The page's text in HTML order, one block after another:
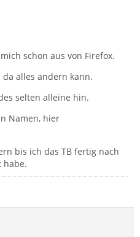
schon aus von Firefox.
da alles ändern kann.
selten alleine hin.
Namen, hier
bis ich das TB fertig nach
habe.